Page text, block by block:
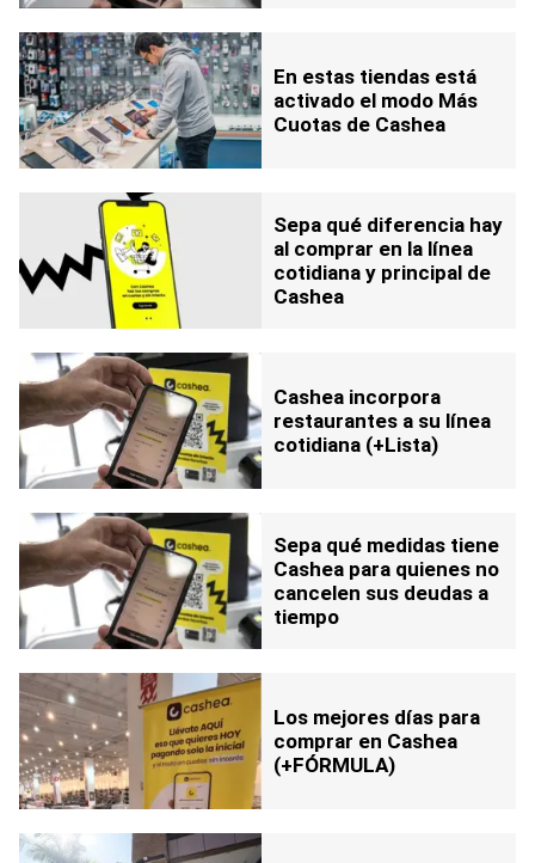
En estas tiendas está
activado el modo Más
Cuotas de Cashea
Sepa qué diferencia hay
al comprar en la línea
cotidiana y principal de
Cashea
Cashea incorpora
restaurantes a su línea
cotidiana (+Lista)
Sepa qué medidas tiene
Cashea para quienes no
cancelen sus deudas a
tiempo
Los mejores días para
comprar en Cashea
(+FÓRMULA)